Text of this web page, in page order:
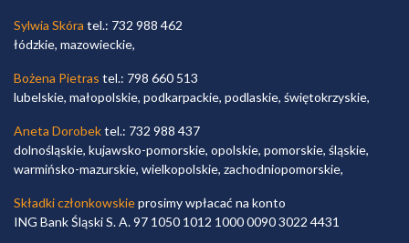
Sylwia Skóra tel.: 732 988 462
łódzkie, mazowieckie,
Bożena Pietras tel.: 798 660 513
lubelskie, małopolskie, podkarpackie, podlaskie, świętokrzyskie,
Aneta Dorobektel.: 732 988 437
dolnośląskie, kujawsko-pomorskie, opolskie, pomorskie, śląskie,
warmińsko-mazurskie, wielkopolskie, zachodniopomorskie,
Składki członkowskieprosimy wpłacać na konto
ING Bank Śląski S. A. 97 1050 1012 1000 0090 3022 4431